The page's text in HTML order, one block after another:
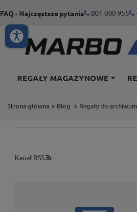
FAQ - Najczęstsze pytania 801 000 955
REGAŁY MAGAZYNOWE
Strona główna Blog Regały do
Kanał RSS